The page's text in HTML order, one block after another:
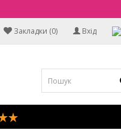
Вхід
Закладки (0)